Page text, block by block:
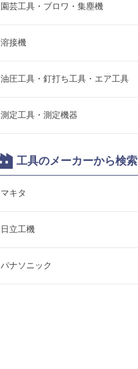
園芸工具・ブロワ・集塵機
溶接機
油圧工具・釘打ち工具・エア工具
測定工具・測定機器
工具のメーカーから検索
マキタ
日立工機
パナソニック